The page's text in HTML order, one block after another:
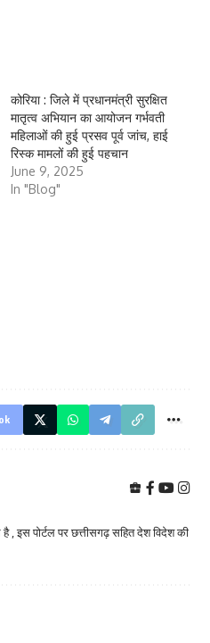
कोरिया : जिले में प्रधानमंत्री सुरक्षित
मातृत्व अभियान का आयोजन गर्भवती
महिलाओं की हुई प्रसव पूर्व जांच, हाई
रिस्क मामलों की हुई पहचान
June 9, 2025
In "Blog"
, इस पोर्टल पर छत्तीसगढ़ सहित देश विदेश की